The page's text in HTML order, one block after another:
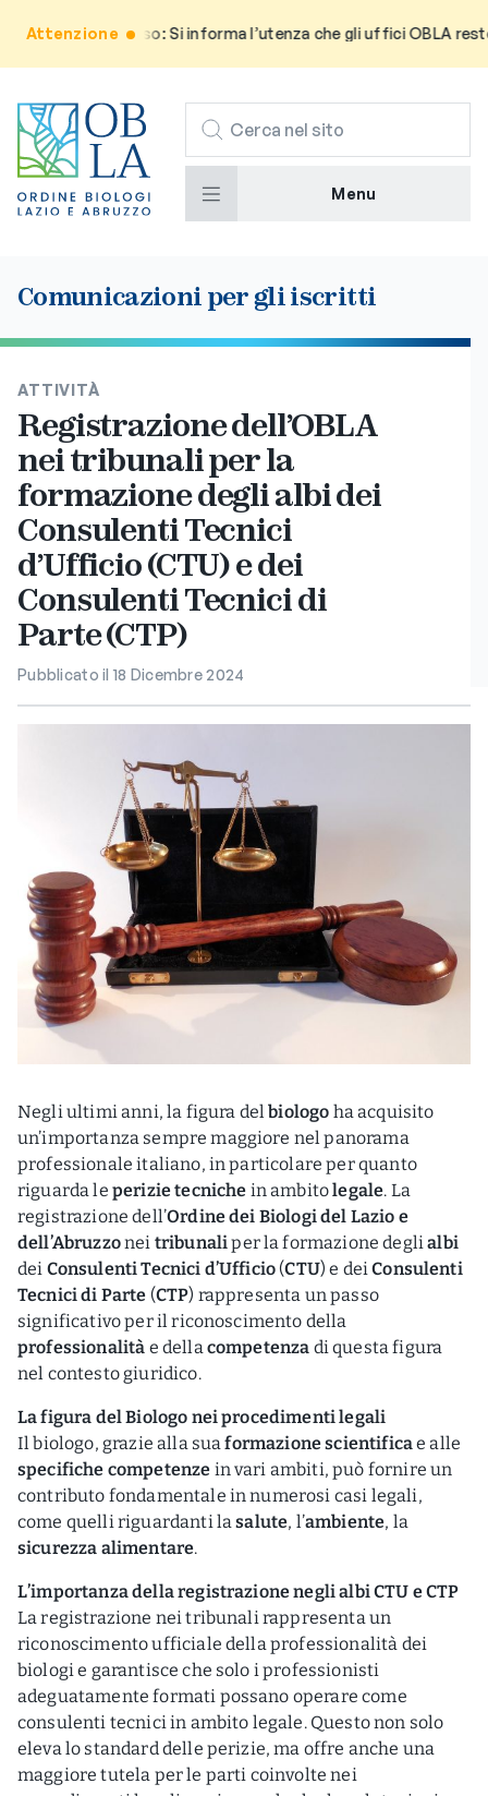
AttenzioneAvviso: Si informa l’utenza che gli uffici OBLA
CERCA
Menu
Comunicazioni per gli iscritti
ATTIVITÀ
Registrazione dell’OBLA
nei tribunali per la
formazione degli albi dei
Consulenti Tecnici
d’Ufficio (CTU) e dei
Consulenti Tecnici di
Parte (CTP)
Pubblicato il 18 Dicembre 2024
Negli ultimi anni, la figura delbiologo ha acquisito
un’importanza sempre maggiore nel panorama
professionale italiano, in particolare per quanto
riguarda le perizie tecniche in ambitolegale. La
registrazione dell’Ordine dei Biologi del Lazio e
dell’Abruzzonei tribunaliper la formazione deglialbi
dei Consulenti Tecnici d’Ufficio (CTU) e deiConsulenti
Tecnici di Parte (CTP) rappresenta un passo
significativo per il riconoscimento della
professionalità e dellacompetenza di questa figura
nel contesto giuridico.
La figura del Biologo nei procedimenti legali
Il biologo, grazie alla suaformazione scientificae alle
specifiche competenze in vari ambiti, può fornire un
contributo fondamentale in numerosi casi legali,
come quelli riguardanti lasalute, l’ambiente, la
sicurezza alimentare.
L’importanza della registrazione negli albi CTU e CTP
La registrazione nei tribunali rappresenta un
riconoscimento ufficiale della professionalità dei
biologi e garantisce che solo i professionisti
adeguatamente formati possano operare come
consulenti tecnici in ambito legale. Questo non solo
eleva lo standard delle perizie, ma offre anche una
maggiore tutela per le parti coinvolte nei